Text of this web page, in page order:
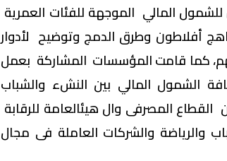
المالي الموجهة للفئات العمرية
أفلاطون وطرق الدمج وتوضيح لأدوار
كما قامت المؤسسات المشاركة بعمل
الشمول المالي بين النشء والشباب
المصرفى وال هيئالعامة للرقابة
والرياضة والشركات العاملة فى مجال